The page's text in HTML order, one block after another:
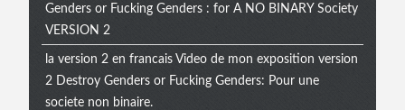
Genders or Fucking Genders : for A NO BINARY Society
VERSION 2
la version 2 en francais Video de mon exposition version
2 Destroy Genders or Fucking Genders: Pour une
societe non binaire.